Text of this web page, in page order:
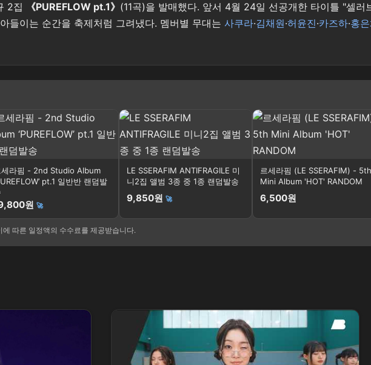
2집 《PUREFLOW pt.1》 (11곡)을 발매했다. 앞서 4월 24일 선공개한 타이틀 "셀
들이는 순간을 축제처럼 그려냈다. 멤버별 무대는 사쿠라·김채원·허윤진·카즈하·홍
세라핌 - 2nd Studio Album
pt.1 일반반 랜덤발
원 🚀
LE SSERAFIM ANTIFRAGILE 미
니2집 앨범 3종 중 1종 랜덤발송
9,850원 🚀
르세라핌 (LE SSERAFIM) - 5th
Mini Album 'HOT' RANDOM
6,500원
따른 일정액의 수수료를 제공받습니다.